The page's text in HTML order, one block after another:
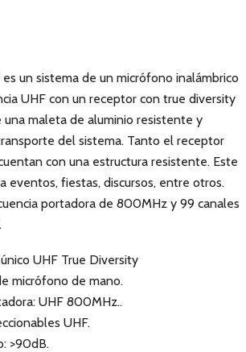
un sistema de un micrófono inalámbrico
UHF con un receptor con true diversity
una maleta de aluminio resistente y
del sistema. Tanto el receptor
con una estructura resistente. Este
eventos, fiestas, discursos, entre otros.
portadora de 800MHz y 99 canales
UHF True Diversity
micrófono de mano.
UHF 800MHz..
UHF.
>90dB.